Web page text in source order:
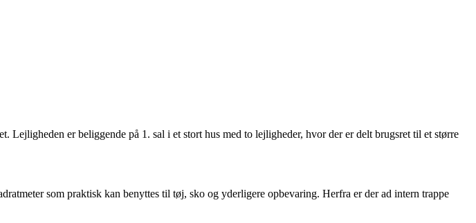
er beliggende på 1. sal i et stort hus med to lejligheder, hvor der er delt brugsret til et større
som praktisk kan benyttes til tøj, sko og yderligere opbevaring. Herfra er der ad intern trappe